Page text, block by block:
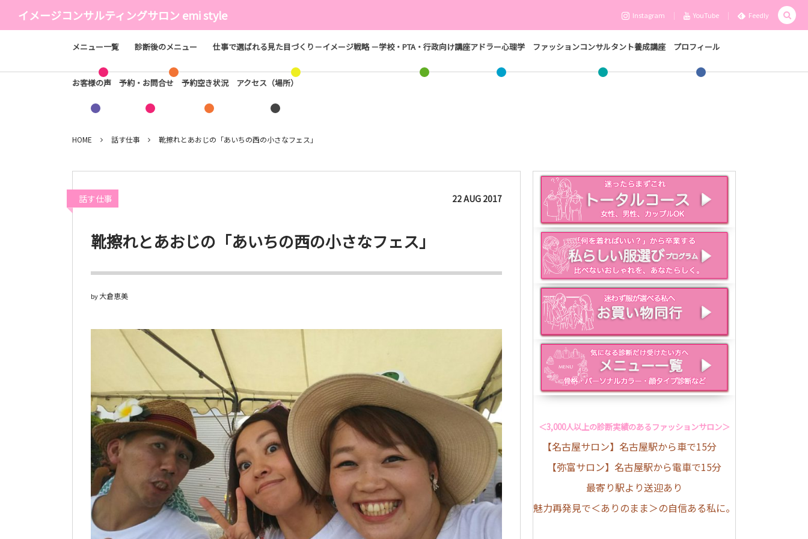
イメージコンサルティングサロン emi style Instagram YouTube Feedly
メニュー一覧 診断後のメニュー 仕事で選ばれる見た目づくり－イメージ戦略 －学校・PTA・行政向け講座アドラー心理学 ファッションコンサルタント養成講座 プロフィール
お客様の声 予約・お問合せ 予約空き状況 アクセス（場所）
HOME 話す仕事 靴擦れとあおじの「あいちの西の小さなフェス」
話す仕事 22AUG 2017
靴擦れとあおじの「あいちの西の小さなフェス」
by大倉恵美
＜3,000人以上の診断実績のあるファッションサロン＞
【名古屋サロン】名古屋駅から車で15分
【弥富サロン】名古屋駅から電車で15分
最寄り駅より送迎あり
魅力再発見で＜ありのまま＞の自信ある私に。